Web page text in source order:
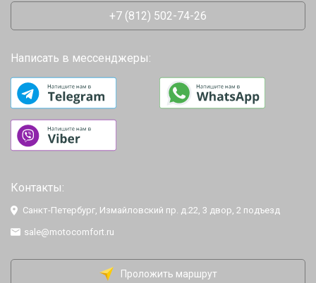
+7 (812) 502-74-26
Написать в мессенджеры:
Контакты:
Санкт-Петербург, Измайловский пр. д.22, 3 двор, 2 подъезд
sale@motocomfort.ru
Проложить маршрут